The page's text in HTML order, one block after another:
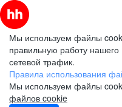
Мы используем файлы
правильную работу нашего
сетевой трафик.
Правила использования
Мы используем файлы
файлов cookie